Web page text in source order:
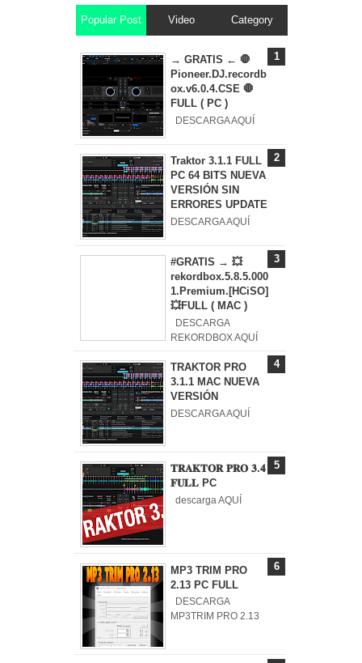
Popular Post Video Category
→ GRATIS ← 🛑
Pioneer.DJ.recordb
ox.v6.0.4.CSE 🛑
FULL ( PC )
DESCARGA AQUÍ
Traktor 3.1.1 FULL
PC 64 BITS NUEVA
VERSIÓN SIN
ERRORES UPDATE
DESCARGA AQUÍ
#GRATIS → 💥
rekordbox.5.8.5.000
1.Premium.[HCiSO]
💥FULL ( MAC )
DESCARGA
REKORDBOX AQUÍ
TRAKTOR PRO
3.1.1 MAC NUEVA
VERSIÓN
DESCARGA AQUÍ
𝐓𝐑𝐀𝐊𝐓𝐎𝐑 𝐏𝐑𝐎 𝟑.𝟒
𝐅𝐔𝐋𝐋 PC
descarga AQUÍ
MP3 TRIM PRO
2.13 PC FULL
DESCARGA
MP3TRIM PRO 2.13